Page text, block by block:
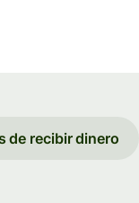
de recibir dinero